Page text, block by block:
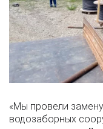
«Мы провели
водозаборных